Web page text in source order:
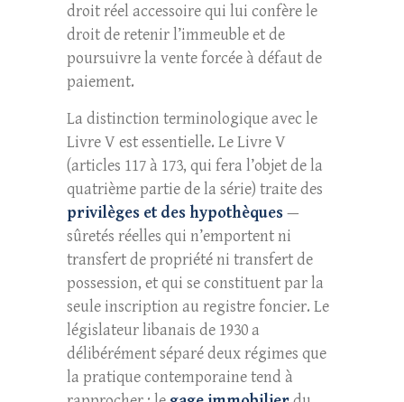
droit réel accessoire qui lui confère le
droit de retenir l’immeuble et de
poursuivre la vente forcée à défaut de
paiement.
La distinction terminologique avec le
Livre V est essentielle. Le Livre V
(articles 117 à 173, qui fera l’objet de la
quatrième partie de la série) traite des
privilèges et des hypothèques—
sûretés réelles qui n’emportent ni
transfert de propriété ni transfert de
possession, et qui se constituent par la
seule inscription au registre foncier. Le
législateur libanais de 1930 a
délibérément séparé deux régimes que
la pratique contemporaine tend à